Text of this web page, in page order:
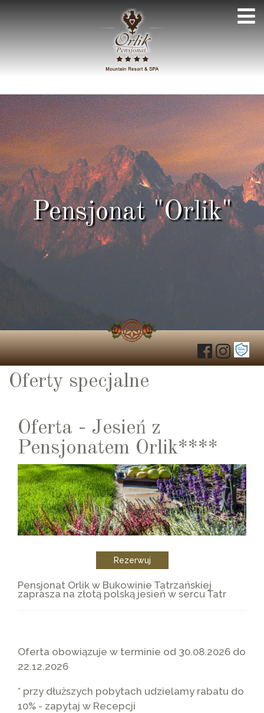
Pensjonat "Orlik"
Oferty specjalne
Oferta - Jesień z
Pensjonatem Orlik****
Rezerwuj
Pensjonat Orlik w Bukowinie Tatrzańskiej
zaprasza na złotą polską jesień w sercu Tatr
Oferta obowiązuje w terminie od 30.08.2026 do
22.12.2026
* przy dłuższych pobytach udzielamy rabatu do
10% - zapytaj w Recepcji